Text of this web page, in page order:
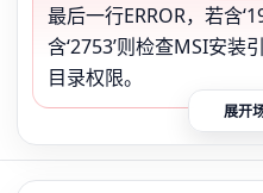
最后一行ERROR，若含
含‘2753’则检查MSI安装
目录权限。
展开